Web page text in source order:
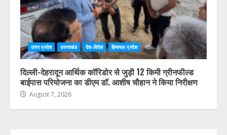
उत्तर प्रदेश उत्तराखंड देश-विदेश हिमाचल प्रदेश
दिल्ली-देहरादून आर्थिक कॉरिडोर से जुड़ी 12 किमी ग्रीनफील्ड
बाईपास परियोजना का डीएम डॉ. आशीष चौहान ने किया निरीक्षण
August 7, 2026